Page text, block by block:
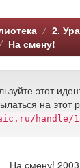
2.
На смену!
этот
на этот
handle/
На смену!